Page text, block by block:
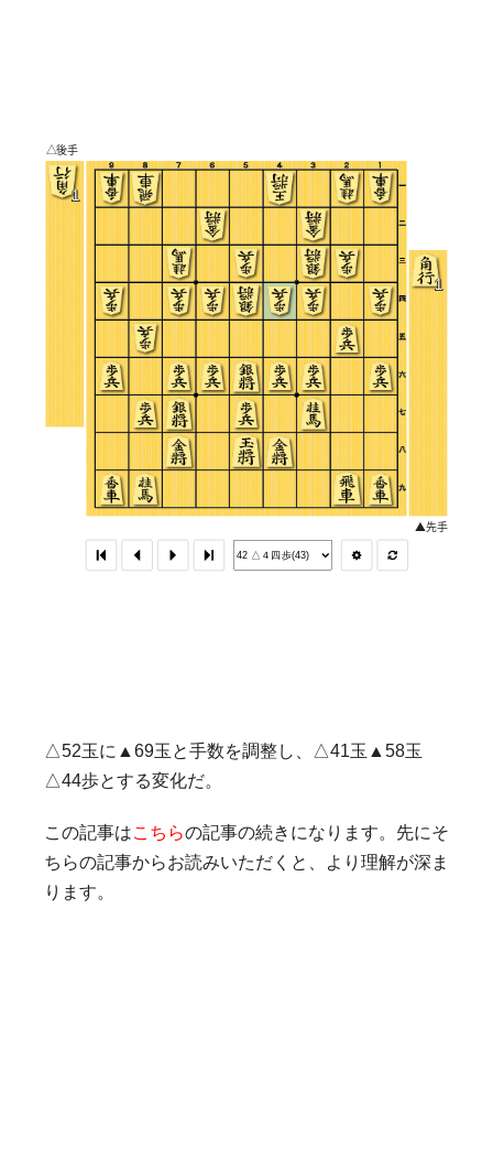
△52玉に▲69玉と手数を調整し、△41玉▲58玉
△44歩とする変化だ。
この記事はこちらの記事の続きになります。先にそ
ちらの記事からお読みいただくと、より理解が深ま
ります。